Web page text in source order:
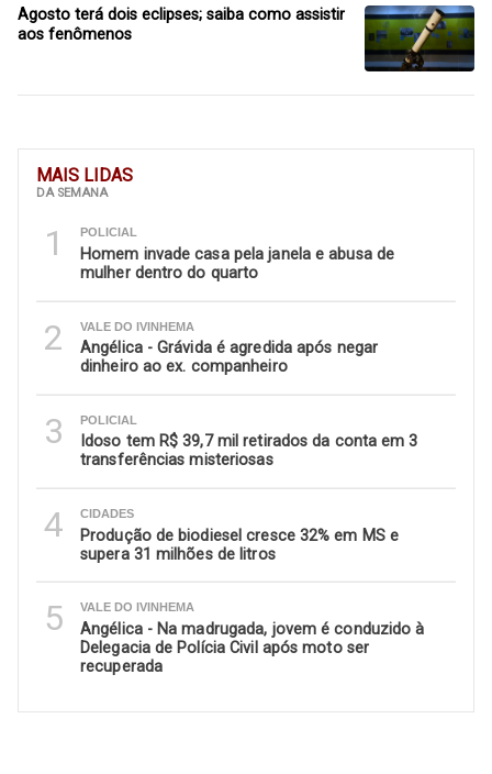
MAIS LIDAS
DA SEMANA
1 POLICIAL
Homem invade casa pela janela e abusa de
mulher dentro do quarto
2 VALE DO IVINHEMA
Angélica - Grávida é agredida após negar
dinheiro ao ex. companheiro
3 POLICIAL
Idoso tem R$ 39,7 mil retirados da conta em 3
transferências misteriosas
4 CIDADES
Produção de biodiesel cresce 32% em MS e
supera 31 milhões de litros
5 VALE DO IVINHEMA
Angélica - Na madrugada, jovem é conduzido à
Delegacia de Polícia Civil após moto ser
recuperada
Agosto terá dois eclipses; saiba como assistir
aos fenômenos